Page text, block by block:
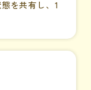
を共有し、1